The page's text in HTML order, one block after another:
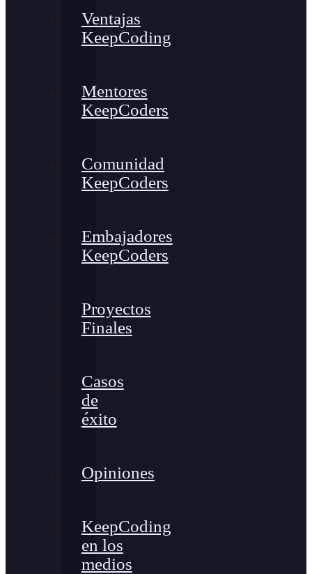
Ventajas
KeepCoding
Mentores
KeepCoders
Comunidad
KeepCoders
Embajadores
KeepCoders
Proyectos
Finales
Casos
de
éxito
Opiniones
KeepCoding
en los
medios